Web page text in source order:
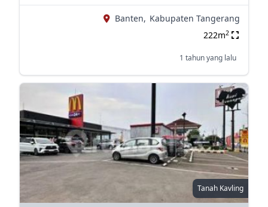
Banten, Kabupaten Tangerang
222m2
1 tahun yang lalu
Tanah Kavling